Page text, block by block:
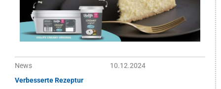
News
10.12.2024
Verbesserte Rezeptur